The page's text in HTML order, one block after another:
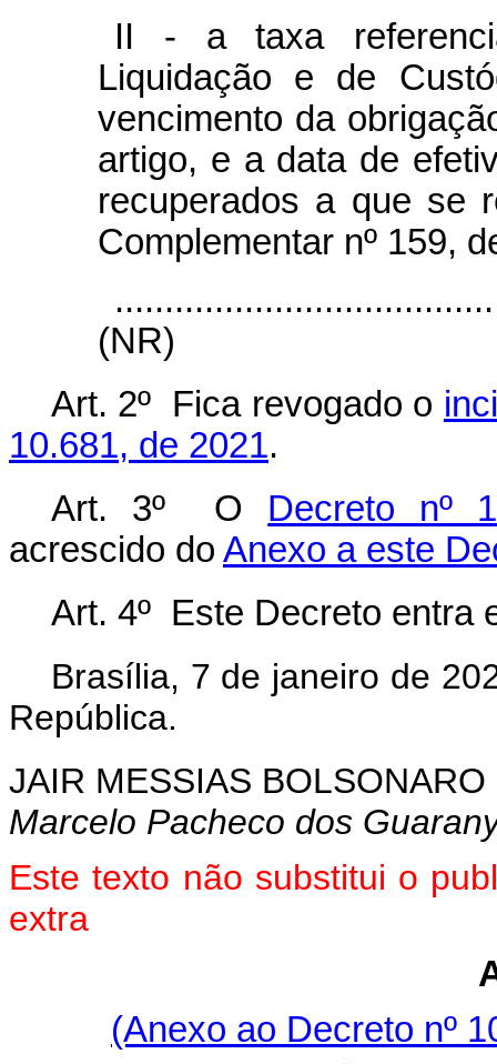
II - a taxa
Liquidação e de
vencimento da
artigo, e a data de
recuperados a que se
Complementar nº 159,
(NR)
Art. 2º Fica revogado o
10.681, de 2021.
Art. 3º O Decreto nº
acrescido do Anexo a este
Art. 4º Este Decreto entra
Brasília, 7 de janeiro de
República.
JAIR MESSIAS BOLSONARO
Marcelo Pacheco dos
Este texto não substitui o
extra
(Anexo ao Decreto nº